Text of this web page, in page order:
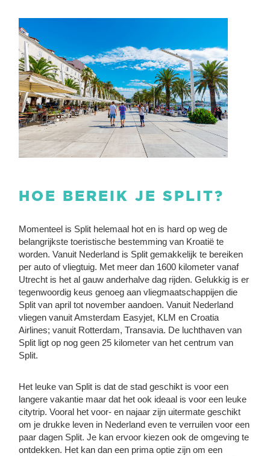
HOE BEREIK JE SPLIT?
Momenteel is Split helemaal hot en is hard op weg de
belangrijkste toeristische bestemming van Kroatië te
worden. Vanuit Nederland is Split gemakkelijk te bereiken
per auto of vliegtuig. Met meer dan 1600 kilometer vanaf
Utrecht is het al gauw anderhalve dag rijden. Gelukkig is er
tegenwoordig keus genoeg aan vliegmaatschappijen die
Split van april tot november aandoen. Vanuit Nederland
vliegen vanuit Amsterdam Easyjet, KLM en Croatia
Airlines; vanuit Rotterdam, Transavia. De luchthaven van
Split ligt op nog geen 25 kilometer van het centrum van
Split.
Het leuke van Split is dat de stad geschikt is voor een
langere vakantie maar dat het ook ideaal is voor een leuke
citytrip. Vooral het voor- en najaar zijn uitermate geschikt
om je drukke leven in Nederland even te verruilen voor een
paar dagen Split. Je kan ervoor kiezen ook de omgeving te
ontdekken. Het kan dan een prima optie zijn om een